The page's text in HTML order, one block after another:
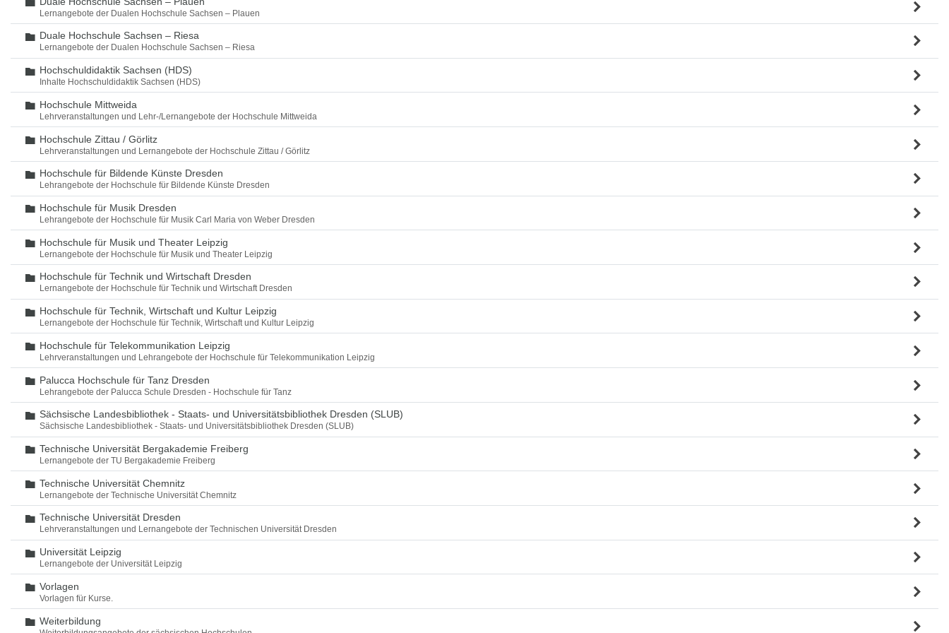
Lernangebote der Dualen Hochschule Sachsen – Plauen
Ordner
Duale Hochschule Sachsen – Riesa
Lernangebote der Dualen Hochschule Sachsen – Riesa
Ordner
Hochschuldidaktik Sachsen (HDS)
Inhalte Hochschuldidaktik Sachsen (HDS)
Ordner
Hochschule Mittweida
Lehrveranstaltungen und Lehr-/Lernangebote der Hochschule Mittweida
Ordner
Hochschule Zittau / Görlitz
Lehrveranstaltungen und Lernangebote der Hochschule Zittau / Görlitz
Ordner
Hochschule für Bildende Künste Dresden
Lehrangebote der Hochschule für Bildende Künste Dresden
Ordner
Hochschule für Musik Dresden
Lehrangebote der Hochschule für Musik Carl Maria von Weber Dresden
Ordner
Hochschule für Musik und Theater Leipzig
Lernangebote der Hochschule für Musik und Theater Leipzig
Ordner
Hochschule für Technik und Wirtschaft Dresden
Lernangebote der Hochschule für Technik und Wirtschaft Dresden
Ordner
Hochschule für Technik, Wirtschaft und Kultur Leipzig
Lernangebote der Hochschule für Technik, Wirtschaft und Kultur Leipzig
Ordner
Hochschule für Telekommunikation Leipzig
Lehrveranstaltungen und Lehrangebote der Hochschule für Telekommunikation Leipzig
Ordner
Palucca Hochschule für Tanz Dresden
Lehrangebote der Palucca Schule Dresden - Hochschule für Tanz
Ordner
Sächsische Landesbibliothek - Staats- und Universitätsbibliothek Dresden (SLUB)
Sächsische Landesbibliothek - Staats- und Universitätsbibliothek Dresden (SLUB)
Ordner
Technische Universität Bergakademie Freiberg
Lernangebote der TU Bergakademie Freiberg
Ordner
Technische Universität Chemnitz
Lernangebote der Technische Universität Chemnitz
Ordner
Technische Universität Dresden
Lehrveranstaltungen und Lernangebote der Technischen Universität Dresden
Ordner
Universität Leipzig
Lernangebote der Universität Leipzig
Ordner
Vorlagen
Vorlagen für Kurse.
Ordner
Weiterbildung